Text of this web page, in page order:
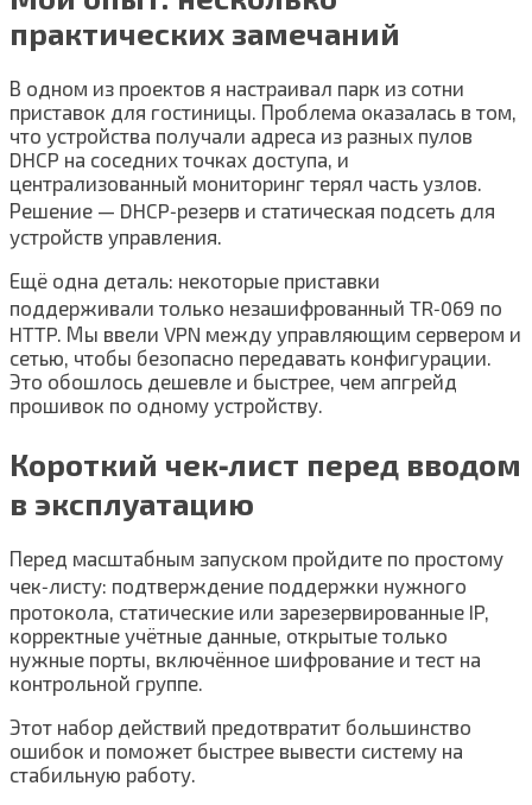
практических замечаний
В одном из проектов я настраивал парк из сотни
приставок для гостиницы. Проблема оказалась в том,
что устройства получали адреса из разных пулов
DHCP на соседних точках доступа, и
централизованный мониторинг терял часть узлов.
Решение — DHCP‑резерв и статическая подсеть для
устройств управления.
Ещё одна деталь: некоторые приставки
поддерживали только незашифрованный TR‑069 по
HTTP. Мы ввели VPN между управляющим сервером и
сетью, чтобы безопасно передавать конфигурации.
Это обошлось дешевле и быстрее, чем апгрейд
прошивок по одному устройству.
Короткий чек‑лист перед вводом
в эксплуатацию
Перед масштабным запуском пройдите по простому
чек‑листу: подтверждение поддержки нужного
протокола, статические или зарезервированные IP,
корректные учётные данные, открытые только
нужные порты, включённое шифрование и тест на
контрольной группе.
Этот набор действий предотвратит большинство
ошибок и поможет быстрее вывести систему на
стабильную работу.